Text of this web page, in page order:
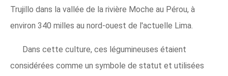
Trujillo dans la vallée de la rivière Moche au Pérou, à
environ 340 milles au nord-ouest de l'actuelle Lima.
Dans cette culture, ces légumineuses étaient
considérées comme un symbole de statut et utilisées